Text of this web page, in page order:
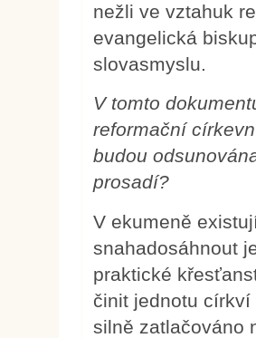
nežli ve vztahuk
evangelická
slovasmyslu.
V tomto
reformační
budou
prosadí?
V ekumeně
snahadosáhnout
praktické
činit jednotu
silně zatlačováno